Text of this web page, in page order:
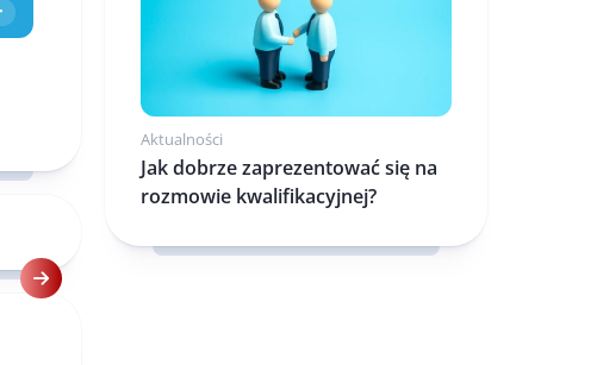
Aktualności
Jak dobrze zaprezentować się na
rozmowie kwalifikacyjnej?